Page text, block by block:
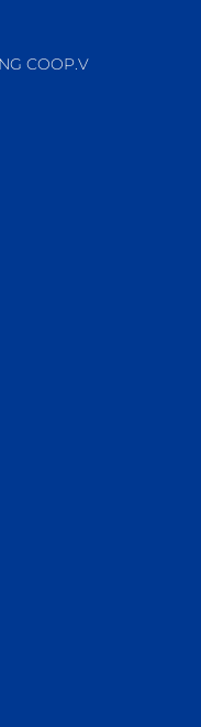
COOP.V